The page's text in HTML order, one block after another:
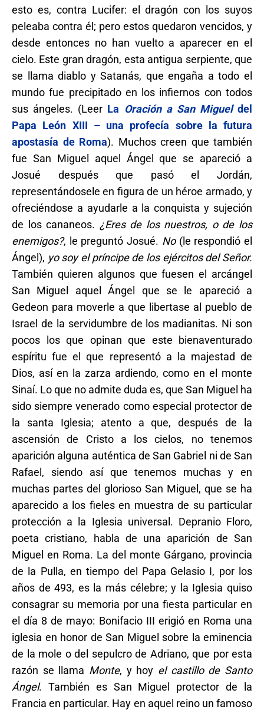
esto es, contra Lucifer: el dragón con los suyos
peleaba contra él; pero estos quedaron vencidos, y
desde entonces no han vuelto a aparecer en el
cielo. Este gran dragón, esta antigua serpiente, que
se llama diablo y Satanás, que engaña a todo el
mundo fue precipitado en los infiernos con todos
sus ángeles. (Leer La Oración a San Migueldel
Papa León XIII – una profecía sobre la futura
apostasía de Roma). Muchos creen que también
fue San Miguel aquel Ángel que se apareció a
Josué después que pasó el Jordán,
representándosele en figura de un héroe armado, y
ofreciéndose a ayudarle a la conquista y sujeción
de los cananeos. ¿Eres de los nuestros, o de los
enemigos?, le preguntó Josué. No(le respondió el
Ángel), yo soy el príncipe de los ejércitos del Señor.
También quieren algunos que fuesen el arcángel
San Miguel aquel Ángel que se le apareció a
Gedeon para moverle a que libertase al pueblo de
Israel de la servidumbre de los madianitas. Ni son
pocos los que opinan que este bienaventurado
espíritu fue el que representó a la majestad de
Dios, así en la zarza ardiendo, como en el monte
Sinaí. Lo que no admite duda es, que San Miguel ha
sido siempre venerado como especial protector de
la santa Iglesia; atento a que, después de la
ascensión de Cristo a los cielos, no tenemos
aparición alguna auténtica de San Gabriel ni de San
Rafael, siendo así que tenemos muchas y en
muchas partes del glorioso San Miguel, que se ha
aparecido a los fieles en muestra de su particular
protección a la Iglesia universal. Depranio Floro,
poeta cristiano, habla de una aparición de San
Miguel en Roma. La del monte Gárgano, provincia
de la Pulla, en tiempo del Papa Gelasio I, por los
años de 493, es la más célebre; y la Iglesia quiso
consagrar su memoria por una fiesta particular en
el día 8 de mayo: Bonifacio III erigió en Roma una
iglesia en honor de San Miguel sobre la eminencia
de la mole o del sepulcro de Adriano, que por esta
razón se llama Monte, y hoy el castillo de Santo
Ángel. También es San Miguel protector de la
Francia en particular. Hay en aquel reino un famoso